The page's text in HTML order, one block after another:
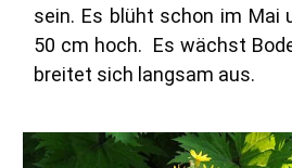
sein. Es blüht schon im Mai
50 cm hoch. Es wächst
breitet sich langsam aus.